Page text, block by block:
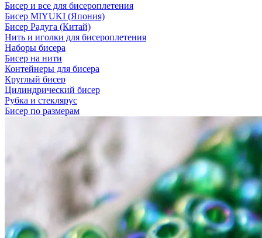
Бисер и все для бисероплетения
Бисер MIYUKI (Япония)
Бисер Радуга (Китай)
Нить и иголки для бисероплетения
Наборы бисера
Бисер на нити
Контейнеры для бисера
Круглый бисер
Цилиндрический бисер
Рубка и стеклярус
Бисер по размерам